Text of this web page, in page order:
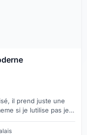
il prend juste une
si je lutilise pas je